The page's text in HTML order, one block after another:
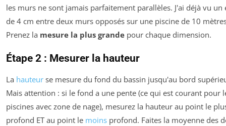
les murs ne sont jamais parfaitement parallèles. J'ai déjà vu un
de 4 cm entre deux murs opposés sur une piscine de 10
Prenez la mesure la plus grande pour chaque dimension.
Étape 2 : Mesurer la hauteur
La hauteur se mesure du fond du bassin jusqu'au bord
Mais attention : si le fond a une pente (ce qui est courant pour
piscines avec zone de nage), mesurez la hauteur au point le
profond ET au point le moins profond. Faites la moyenne des